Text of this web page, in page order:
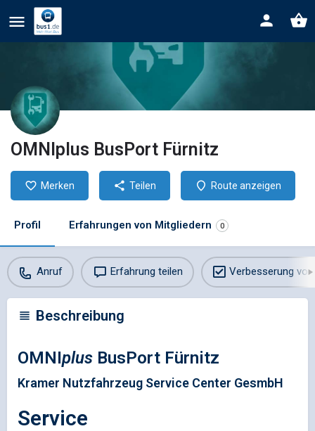
OMNIplus BusPort Fürnitz
Merken Teilen Route anzeigen
Profil Erfahrungen von Mitgliedern 0
Anruf Erfahrung teilen Verbesserung
Beschreibung
OMNIplus BusPort Fürnitz
Kramer Nutzfahrzeug Service Center GesmbH
Service